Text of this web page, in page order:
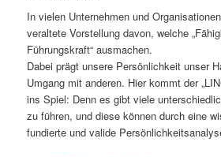
In vielen Unternehmen und
veraltete Vorstellung davon, welche
Führungskraft“ ausmachen.
Dabei prägt unsere Persönlichkeit unser
Umgang mit anderen. Hier kommt der
ins Spiel: Denn es gibt viele
zu führen, und diese können durch eine
fundierte und valide